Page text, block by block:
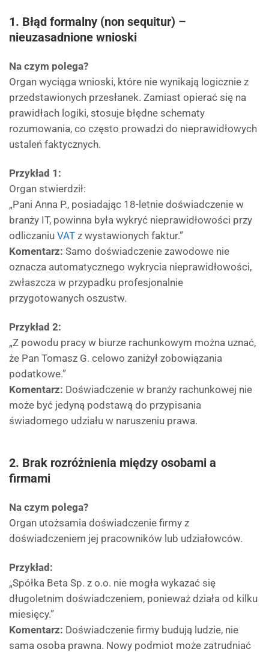
1. Błąd formalny (non sequitur) –
nieuzasadnione wnioski
Na czym polega?
Organ wyciąga wnioski, które nie wynikają logicznie z
przedstawionych przesłanek. Zamiast opierać się na
prawidłach logiki, stosuje błędne schematy
rozumowania, co często prowadzi do nieprawidłowych
ustaleń faktycznych.
Przykład 1:
Organ stwierdził:
„Pani Anna P., posiadając 18-letnie doświadczenie w
branży IT, powinna była wykryć nieprawidłowości przy
odliczaniu VAT z wystawionych faktur.”
Komentarz: Samo doświadczenie zawodowe nie
oznacza automatycznego wykrycia nieprawidłowości,
zwłaszcza w przypadku profesjonalnie
przygotowanych oszustw.
Przykład 2:
„Z powodu pracy w biurze rachunkowym można uznać,
że Pan Tomasz G. celowo zaniżył zobowiązania
podatkowe.”
Komentarz: Doświadczenie w branży rachunkowej nie
może być jedyną podstawą do przypisania
świadomego udziału w naruszeniu prawa.
2. Brak rozróżnienia między osobami a
firmami
Na czym polega?
Organ utożsamia doświadczenie firmy z
doświadczeniem jej pracowników lub udziałowców.
Przykład:
„Spółka Beta Sp. z o.o. nie mogła wykazać się
długoletnim doświadczeniem, ponieważ działa od kilku
miesięcy.”
Komentarz: Doświadczenie firmy budują ludzie, nie
sama osoba prawna. Nowy podmiot może zatrudniać